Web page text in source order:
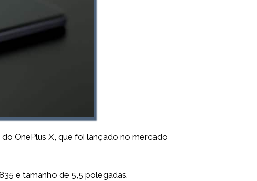
OnePlus X, que foi lançado no mercado
e tamanho de 5,5 polegadas.